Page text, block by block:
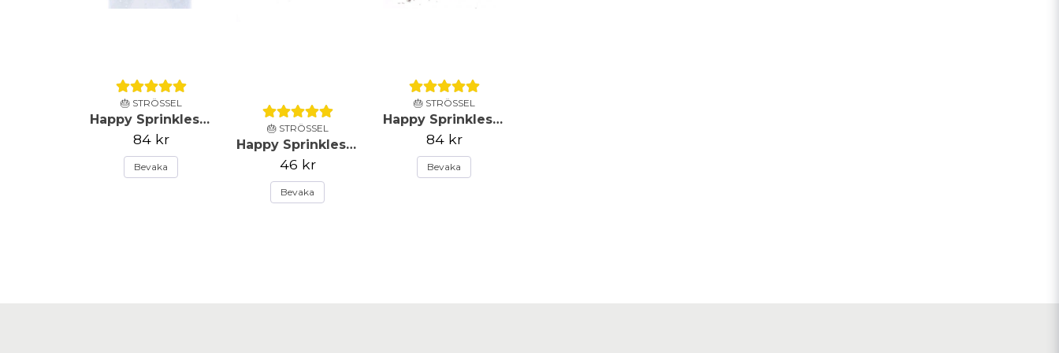
🎂 STRÖSSEL
Happy Sprinkles - Strössel - Frost Queen - 90g
84 kr
Bevaka
🎂 STRÖSSEL
Happy Sprinkles - Strössel -Pastel Strands - 90g
46 kr
Bevaka
🎂 STRÖSSEL
Happy Sprinkles - Strössel - Happy Ever After - 90g
84 kr
Bevaka